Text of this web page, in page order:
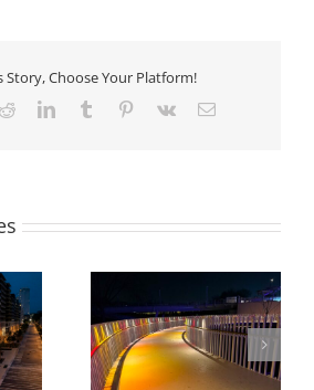
Story, Choose Your Platform!
RedditLinkedInTumblr Pinterest
Vk Email
Exposition Olga de
Amaral